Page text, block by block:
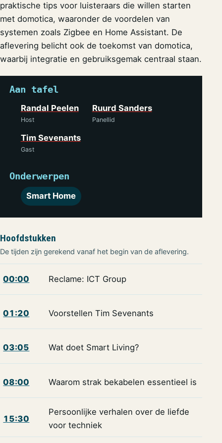
praktische tips voor luisteraars die willen starten
met domotica, waaronder de voordelen van
systemen zoals Zigbee en Home Assistant. De
aflevering belicht ook de toekomst van domotica,
waarbij integratie en gebruiksgemak centraal staan.
Aan tafel
Randal Peelen
Host
Ruurd Sanders
Panellid
Tim Sevenants
Gast
Onderwerpen
Smart Home
Hoofdstukken
De tijden zijn gerekend vanaf het begin van de aflevering.
00:00 Reclame: ICT Group
01:20 Voorstellen Tim Sevenants
03:05 Wat doet Smart Living?
08:00 Waarom strak bekabelen essentieel is
15:30
Persoonlijke verhalen over de liefde
voor techniek